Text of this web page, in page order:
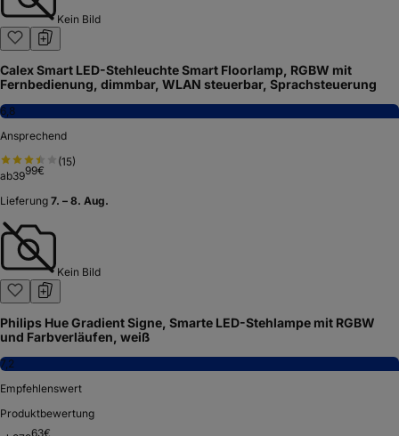
Kein Bild
Calex Smart LED-Stehleuchte Smart Floorlamp, RGBW mit
Fernbedienung, dimmbar, WLAN steuerbar, Sprachsteuerung
6,8
Ansprechend
(15)
ab3999€
Lieferung 7. – 8. Aug.
Kein Bild
Philips Hue Gradient Signe, Smarte LED-Stehlampe mit RGBW
und Farbverläufen, weiß
7,2
Empfehlenswert
Produktbewertung
63€